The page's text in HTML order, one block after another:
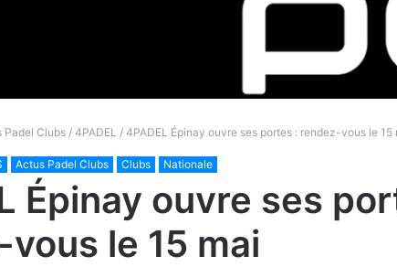
Padel Clubs / 4PADEL / 4PADEL Épinay ouvre ses portes : rendez-vous le 15
Actus Padel Clubs Clubs Nationale
Épinay ouvre ses
le 15 mai